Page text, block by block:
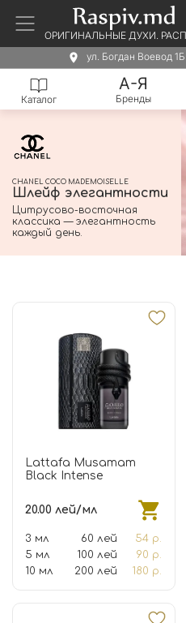
ОРИГИНАЛЬНЫЕ ДУХИ.
ул. Богдан Воевод
Каталог
А-Я
Бренды
CHANEL COCO MADEMOISELLE
Шлейф элегантности
Цитрусово-восточная
классика — элегантность
каждый день.
Lattafa Musamam
Black Intense
20.00 лей/мл
3 мл 60 лей
54 р.
5 мл
100 лей
90 р.
10 мл
200 лей 180 р.